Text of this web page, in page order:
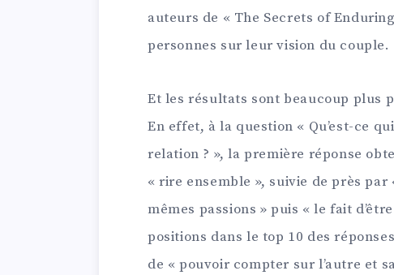
auteurs de « The Secrets of
personnes sur leur vision du couple.
Et les résultats sont beaucoup plus
En effet, à la question « Qu’est-ce
relation ? », la première réponse
« rire ensemble », suivie de près
mêmes passions » puis « le fait
positions dans le top 10 des
de « pouvoir compter sur l’autre et